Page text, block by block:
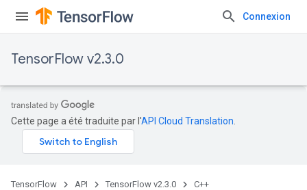
Connexion
TensorFlow v2.3.0
Cette page a été traduite par l'API Cloud Translation
TensorFlow API TensorFlow v2.3.0 C++